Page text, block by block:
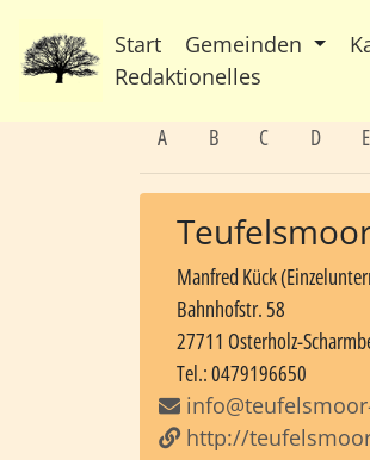
Start Gemeinden
Redaktionelles
A B C D E
Manfred Kück
Bahnhofstr. 58
27711 Osterholz-
Tel.: 0479196650
http://